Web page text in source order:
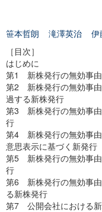
笹本哲朗 滝澤英治
伊
［目次］
はじめに
第1 新株発行の無効事
第2 新株発行の無効事
過する新株発行
第3 新株発行の無効事
行
第4 新株発行の無効事
意思表示に基づく新発行
第5 新株発行の無効事
行
第6 新株発行の無効事
る新株発行
第7 公開会社における